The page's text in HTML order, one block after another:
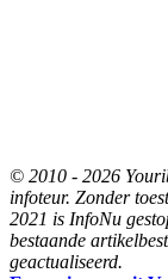
© 2010 - 2026
infoteur. Zonder
2021 is InfoNu
bestaande
geactualiseerd.